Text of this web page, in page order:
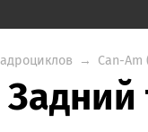
→ Can-Am